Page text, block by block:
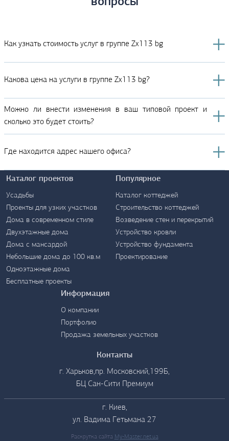
Как узнать стоимость услуг в группе Zx113 bg
Какова цена на услуги в группе Zx113 bg?
Можно ли внести изменения в ваш типовой проект и
сколько это будет стоить?
Где находится адрес нашего офиса?
Контакты
Каталог проектов
Усадьбы
Проекты для узких участков
Дома в современном стиле
Двухэтажные дома
Дома с мансардой
Небольшие дома до 100 кв.м
Одноэтажные дома
Бесплатные проекты
Популярное
Каталог коттеджей
Строительство коттеджей
Возведение стен и перекрытий
Устройство кровли
Устройство фундамента
Проектирование
Информация
О компании
Портфолио
Продажа земельных участков
Контакты
г. Харьков,пр. Московский,199Б,
БЦ Сан-Сити Премиум
г. Киев,
ул. Вадима Гетьмана 27
Раскрутка сайта My-Master.net.ua